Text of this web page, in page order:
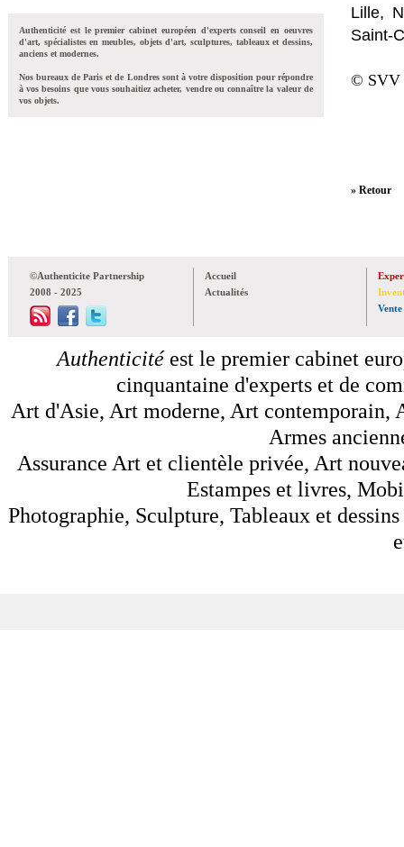
Authenticité est le premier cabinet européen d'experts conseil en oeuvres
d'art, spécialistes en meubles, objets d'art, sculptures, tableaux et dessins,
anciens et modernes.
Nos bureaux de Paris et de Londres sont à votre disposition pour répondre
à vos besoins que vous souhaitiez acheter, vendre ou connaître la valeur de
vos objets.
Lille,
Saint-
© SVV
» Retour
©Authenticite Partnership
2008 - 2025
Accueil
Actualités
Vente
Authenticitéest le premier cabinet
cinquantaine d'experts et de
Art d'Asie, Art moderne, Art contemporain,
Armes
Assurance Art et clientèle privée, Art
Estampes et livres,
Photographie, Sculpture, Tableaux et